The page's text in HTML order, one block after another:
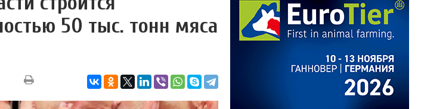
50 тыс. тонн мяса